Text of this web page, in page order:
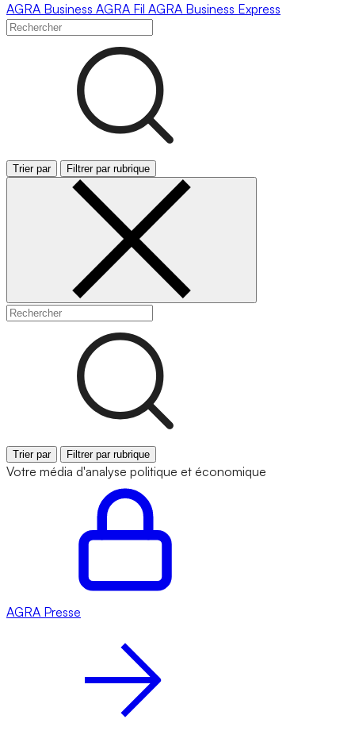
AGRA Business AGRA Fil AGRA Business Express
Trier par Filtrer par rubrique
Trier par Filtrer par rubrique
Votre média d'analyse politique et économique
AGRA Presse